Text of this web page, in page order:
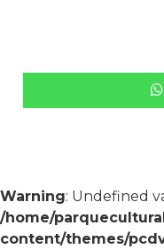
Warning: Undefined
/home/
content/themes/